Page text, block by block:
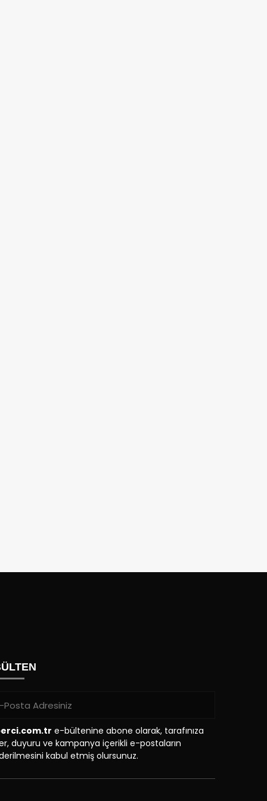
e-bültenine abone olarak, tarafınıza
duyuru ve kampanya içerikli e-postaların
kabul etmiş olursunuz.